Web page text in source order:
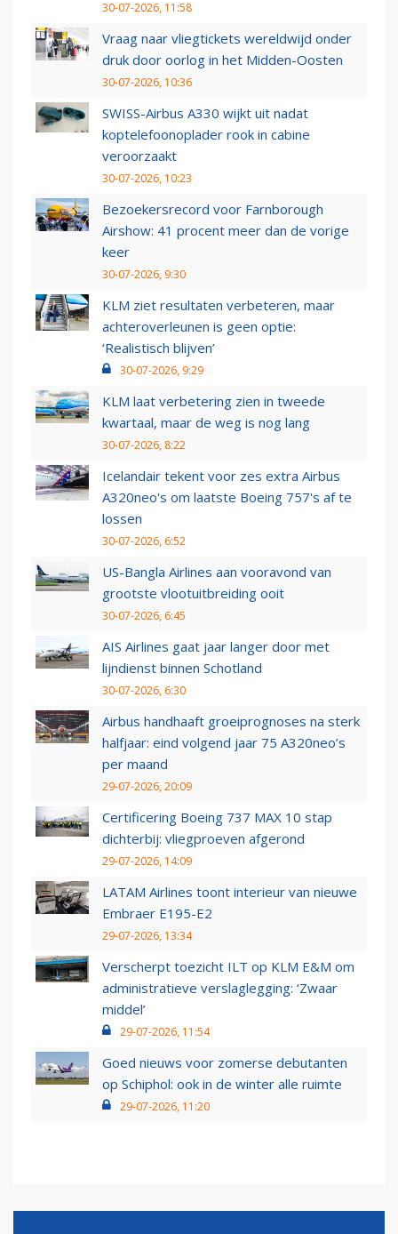
30-07-2026, 11:58
Vraag naar vliegtickets wereldwijd onder
druk door oorlog in het Midden-Oosten
30-07-2026, 10:36
SWISS-Airbus A330 wijkt uit nadat
koptelefoonoplader rook in cabine
veroorzaakt
30-07-2026, 10:23
Bezoekersrecord voor Farnborough
Airshow: 41 procent meer dan de vorige
keer
30-07-2026, 9:30
KLM ziet resultaten verbeteren, maar
achteroverleunen is geen optie:
‘Realistisch blijven’
30-07-2026, 9:29
KLM laat verbetering zien in tweede
kwartaal, maar de weg is nog lang
30-07-2026, 8:22
Icelandair tekent voor zes extra Airbus
A320neo's om laatste Boeing 757's af te
lossen
30-07-2026, 6:52
US-Bangla Airlines aan vooravond van
grootste vlootuitbreiding ooit
30-07-2026, 6:45
AIS Airlines gaat jaar langer door met
lijndienst binnen Schotland
30-07-2026, 6:30
Airbus handhaaft groeiprognoses na sterk
halfjaar: eind volgend jaar 75 A320neo’s
per maand
29-07-2026, 20:09
Certificering Boeing 737 MAX 10 stap
dichterbij: vliegproeven afgerond
29-07-2026, 14:09
LATAM Airlines toont interieur van nieuwe
Embraer E195-E2
29-07-2026, 13:34
Verscherpt toezicht ILT op KLM E&M om
administratieve verslaglegging: ‘Zwaar
middel’
29-07-2026, 11:54
Goed nieuws voor zomerse debutanten
op Schiphol: ook in de winter alle ruimte
29-07-2026, 11:20